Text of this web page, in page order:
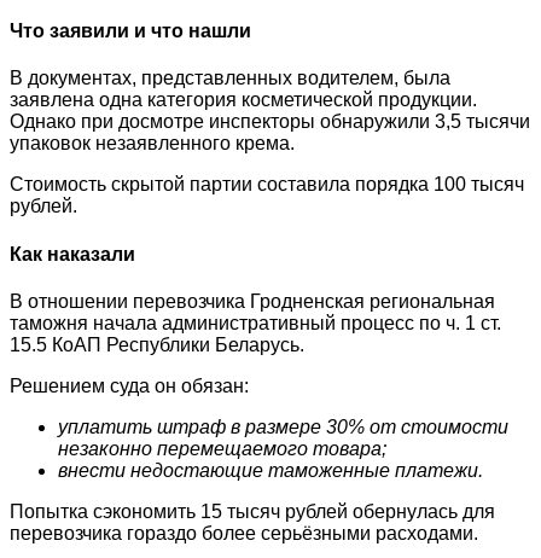
Что заявили и что нашли
В документах, представленных водителем, была
заявлена одна категория косметической продукции.
Однако при досмотре инспекторы обнаружили 3,5 тысячи
упаковок незаявленного крема.
Стоимость скрытой партии составила порядка 100 тысяч
рублей.
Как наказали
В отношении перевозчика Гродненская региональная
таможня начала административный процесс по ч. 1 ст.
15.5 КоАП Республики Беларусь.
Решением суда он обязан:
уплатить штраф в размере 30% от стоимости
незаконно перемещаемого товара;
внести недостающие таможенные платежи.
Попытка сэкономить 15 тысяч рублей обернулась для
перевозчика гораздо более серьёзными расходами.